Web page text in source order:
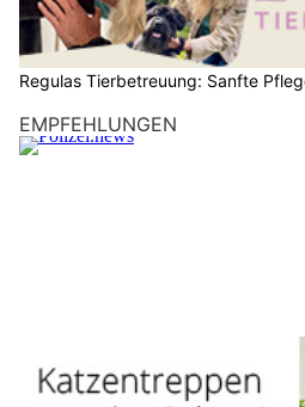
Regulas Tierbetreuung: Sanfte
EMPFEHLUNGEN